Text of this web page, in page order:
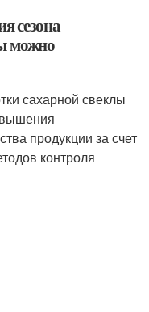
сезона
можно
сахарной свеклы
продукции за счет
контроля